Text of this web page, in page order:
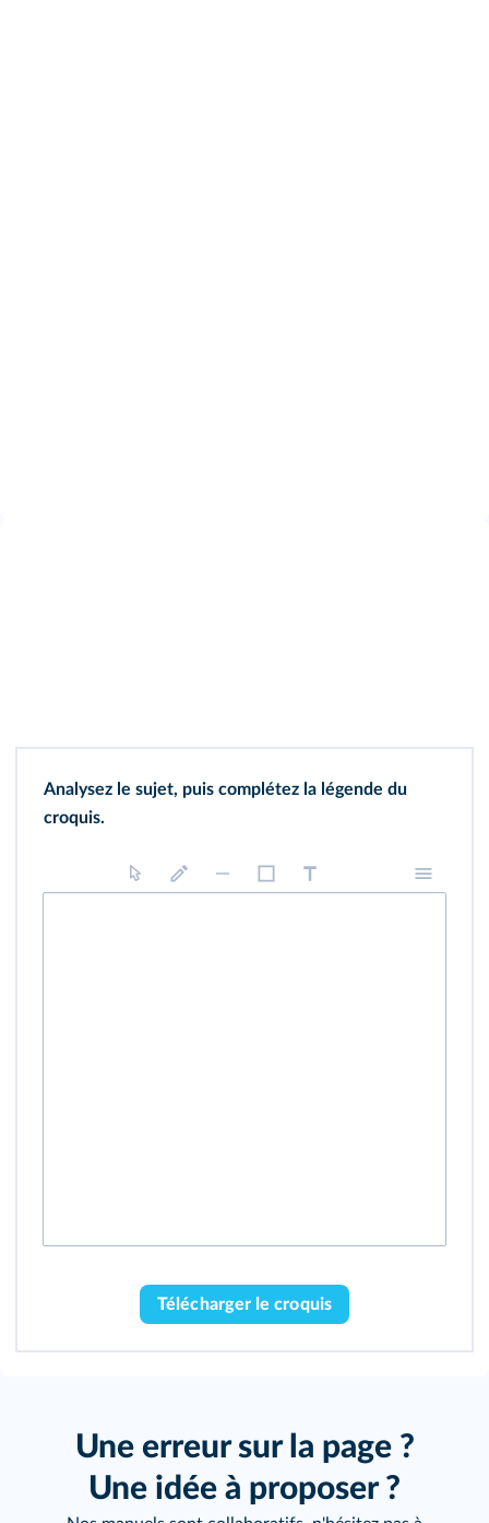
Analysez le sujet, puis complétez la légende du
croquis.
Télécharger le croquis
Une erreur sur la page ?
Une idée à proposer ?